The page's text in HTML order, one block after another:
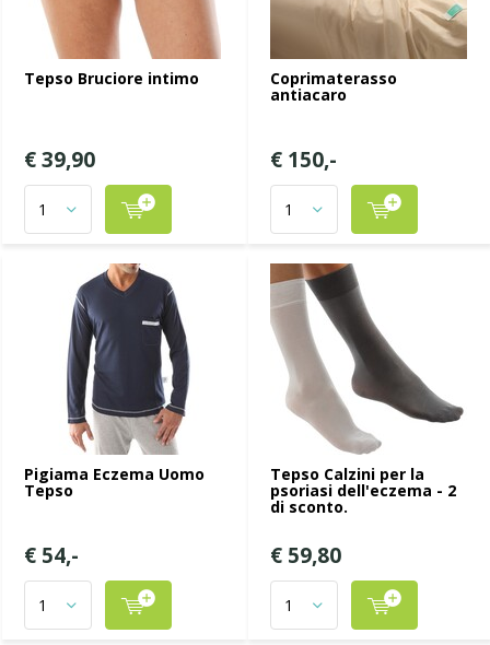
Tepso Bruciore intimo
€ 39,90
Coprimaterasso
antiacaro
€ 150,-
Pigiama Eczema Uomo
Tepso
€ 54,-
Tepso Calzini per la
psoriasi dell'eczema - 2
di sconto.
€ 59,80